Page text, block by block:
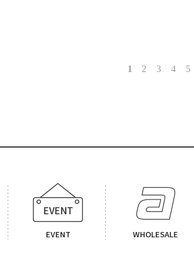
1 2 3 4 5
EVENT WHOLESALE